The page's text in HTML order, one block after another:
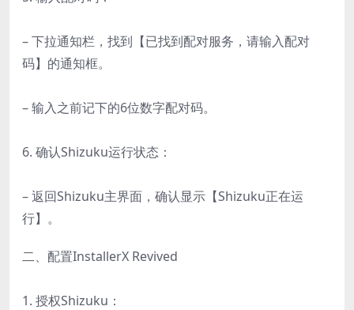
– 下拉通知栏，找到【已找到配对服务，请输入配对
码】的通知框。
– 输入之前记下的6位数字配对码。
6. 确认Shizuku运行状态：
– 返回Shizuku主界面，确认显示【Shizuku正在运
行】。
二、配置InstallerX Revived
1. 授权Shizuku：